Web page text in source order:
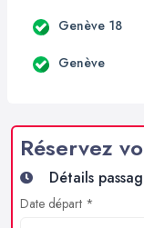
Genève 18
Genève
Réservez
Détails
Date départ *